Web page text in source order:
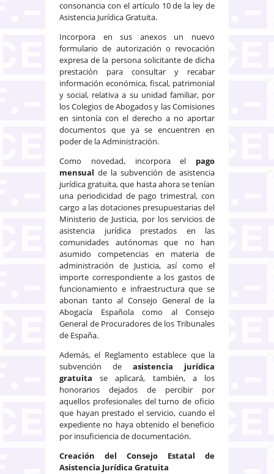
consonancia con el artículo 10 de la ley de
Asistencia Jurídica Gratuita.
Incorpora en sus anexos un nuevo
formulario de autorización o revocación
expresa de la persona solicitante de dicha
prestación para consultar y recabar
información económica, fiscal, patrimonial
y social, relativa a su unidad familiar, por
los Colegios de Abogados y las Comisiones
en sintonía con el derecho a no aportar
documentos que ya se encuentren en
poder de la Administración.
Como novedad, incorpora el pago
mensual de la subvención de asistencia
jurídica gratuita, que hasta ahora se tenían
una periodicidad de pago trimestral, con
cargo a las dotaciones presupuestarias del
Ministerio de Justicia, por los servicios de
asistencia jurídica prestados en las
comunidades autónomas que no han
asumido competencias en materia de
administración de Justicia, así como el
importe correspondiente a los gastos de
funcionamiento e infraestructura que se
abonan tanto al Consejo General de la
Abogacía Española como al Consejo
General de Procuradores de los Tribunales
de España.
Además, el Reglamento establece que la
subvención de asistencia jurídica
gratuita se aplicará, también, a los
honorarios dejados de percibir por
aquellos profesionales del turno de oficio
que hayan prestado el servicio, cuando el
expediente no haya obtenido el beneficio
por insuficiencia de documentación.
Creación del Consejo Estatal de
Asistencia Jurídica Gratuita